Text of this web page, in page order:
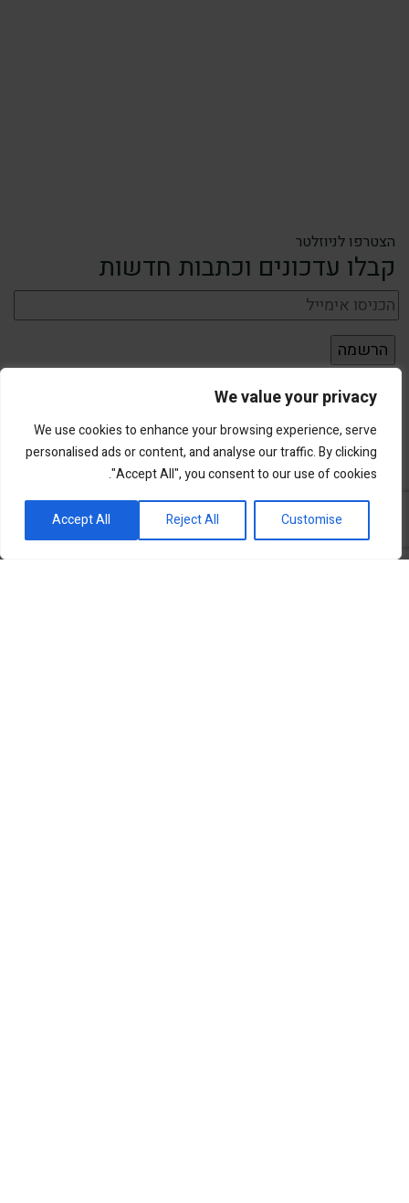
We value your privacy
We use cookies to enhance your browsing experience, serve
personalised ads or content, and analyse our traffic. By clicking
"Accept All", you consent to our use of cookies.
Customise
Reject All
Accept All
הצטרפו לניוזלטר
קבלו עדכונים וכתבות חדשות
פורטל השקעות וחדשנות